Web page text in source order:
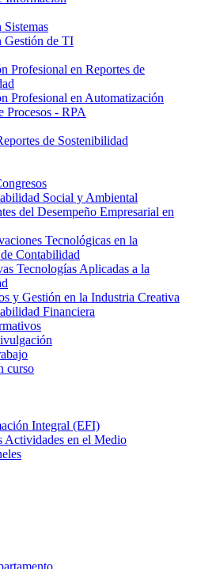
Sistemas
Gestión de TI
Profesional en Reportes de
Profesional en Automatización
Procesos - RPA
de Sostenibilidad
Social y Ambiental
del Desempeño Empresarial en
Tecnológicas en la
Contabilidad
Tecnologías Aplicadas a la
y Gestión en la Industria Creativa
Financiera
curso
Integral (EFI)
Actividades en el Medio